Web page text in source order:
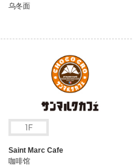
乌冬面
Saint Marc Cafe
咖啡馆